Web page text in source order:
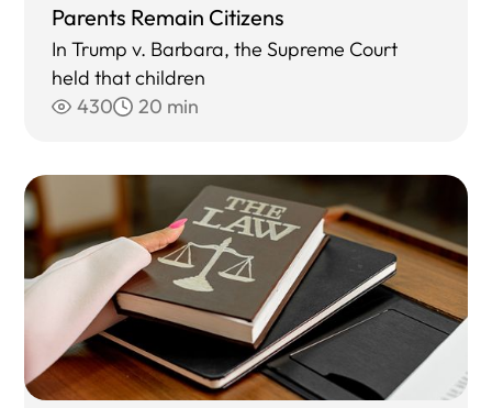
Parents Remain Citizens
In Trump v. Barbara, the Supreme Court
held that children
430
20 min